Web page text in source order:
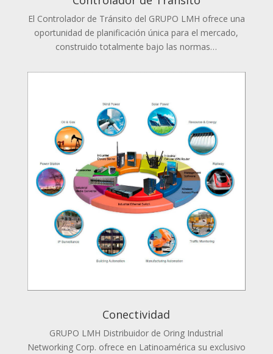
El Controlador de Tránsito del GRUPO LMH ofrece una
oportunidad de planificación única para el mercado,
construido totalmente bajo las normas…
Conectividad
GRUPO LMH Distribuidor de Oring Industrial
Networking Corp. ofrece en Latinoamérica su exclusivo